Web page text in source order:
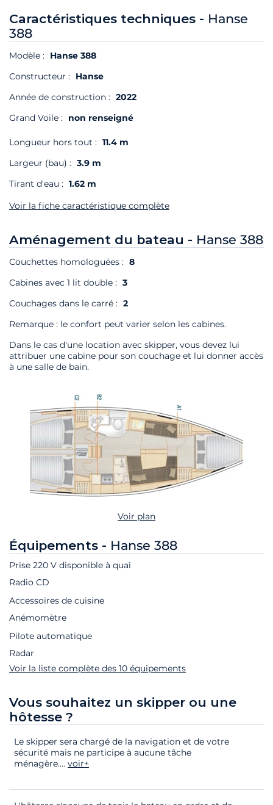
Caractéristiques techniques - Hanse
388
Modèle : Hanse 388
Constructeur : Hanse
Année de construction : 2022
Grand Voile : non renseigné
Longueur hors tout : 11.4 m
Largeur (bau) : 3.9 m
Tirant d'eau : 1.62 m
Voir la fiche caractéristique complète
Aménagement du bateau - Hanse 388
Couchettes homologuées : 8
Cabines avec 1 lit double : 3
Couchages dans le carré : 2
Remarque : le confort peut varier selon les cabines.
Dans le cas d'une location avec skipper, vous devez lui
attribuer une cabine pour son couchage et lui donner accès
à une salle de bain.
Voir plan
Équipements - Hanse 388
Prise 220 V disponible à quai
Radio CD
Accessoires de cuisine
Anémomètre
Pilote automatique
Radar
Voir la liste complète des 10 équipements
Vous souhaitez un skipper ou une
hôtesse ?
Le skipper sera chargé de la navigation et de votre
sécurité mais ne participe à aucune tâche
ménagère.... voir+